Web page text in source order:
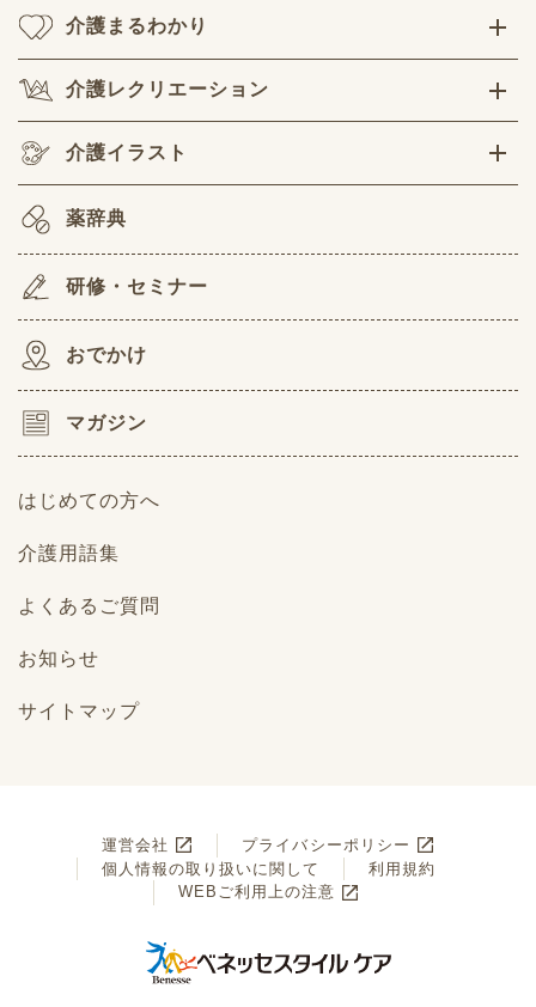
介護まるわかり
介護レクリエーション
介護イラスト
薬辞典
研修・セミナー
おでかけ
マガジン
はじめての方へ
介護用語集
よくあるご質問
お知らせ
サイトマップ
運営会社
プライバシーポリシー
個人情報の取り扱いに関して
利用規約
WEBご利用上の注意